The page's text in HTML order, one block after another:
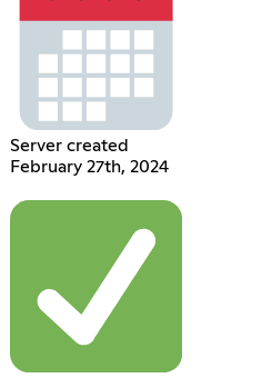
Server created
February 27th, 2024